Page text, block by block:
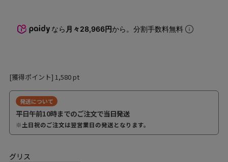
なら 月々28,966円から。分割手数料無料
[獲得ポイント] 1,580 pt
発送について
平日午前10時までのご注文で当日発送
※土日祝のご注文は翌営業日の発送となります。
グリス